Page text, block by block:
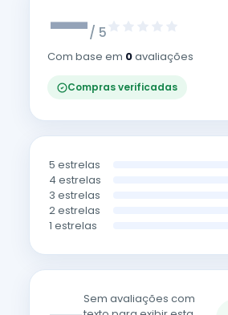
—/ 5
Com base em 0avaliações
Compras verificadas
5 estrelas
4 estrelas
3 estrelas
2 estrelas
1 estrelas
Sem avaliações com